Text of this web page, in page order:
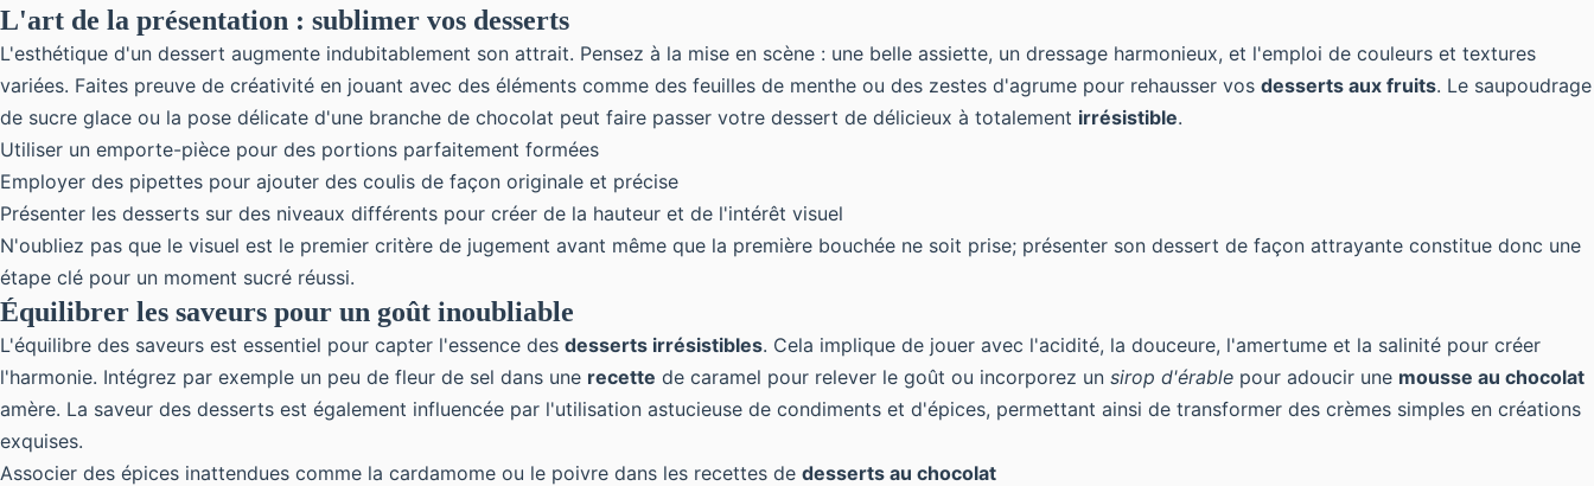
L'art de la présentation : sublimer vos desserts
L'esthétique d'un dessert augmente indubitablement son attrait. Pensez à la mise en scène : une belle assiette, un dressage harmonieux, et l'emploi de couleurs et textures
variées. Faites preuve de créativité en jouant avec des éléments comme des feuilles de menthe ou des zestes d'agrume pour rehausser vos desserts aux fruits. Le saupoudrage
de sucre glace ou la pose délicate d'une branche de chocolat peut faire passer votre dessert de délicieux à totalement irrésistible.
Utiliser un emporte-pièce pour des portions parfaitement formées
Employer des pipettes pour ajouter des coulis de façon originale et précise
Présenter les desserts sur des niveaux différents pour créer de la hauteur et de l'intérêt visuel
N'oubliez pas que le visuel est le premier critère de jugement avant même que la première bouchée ne soit prise; présenter son dessert de façon attrayante constitue donc une
étape clé pour un moment sucré réussi.
Équilibrer les saveurs pour un goût inoubliable
L'équilibre des saveurs est essentiel pour capter l'essence des desserts irrésistibles. Cela implique de jouer avec l'acidité, la douceure, l'amertume et la salinité pour créer
l'harmonie. Intégrez par exemple un peu de fleur de sel dans une recette de caramel pour relever le goût ou incorporez un sirop d'érable pour adoucir une mousse au chocolat
amère. La saveur des desserts est également influencée par l'utilisation astucieuse de condiments et d'épices, permettant ainsi de transformer des crèmes simples en créations
exquises.
Associer des épices inattendues comme la cardamome ou le poivre dans les recettes de desserts au chocolat